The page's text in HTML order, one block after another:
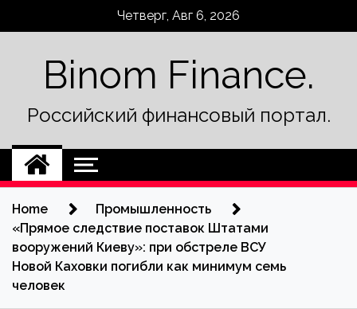
Четверг, Авг 6, 2026
Binom Finance.
Российский финансовый портал.
Home
Промышленность
«Прямое следствие поставок Штатами
вооружений Киеву»: при обстреле ВСУ
Новой Каховки погибли как минимум семь
человек